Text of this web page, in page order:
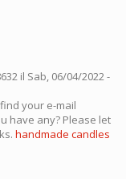
il Sab, 06/04/2022 -
your e-mail
have any? Please let
handmade candles